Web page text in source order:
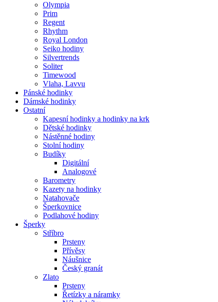
Olympia
Prim
Regent
Rhythm
Royal London
Seiko hodiny
Silvertrends
Soliter
Timewood
Vlaha, Lavvu
Pánské hodinky
Dámské hodinky
Ostatní
Kapesní hodinky a hodinky na krk
Dětské hodinky
Nástěnné hodiny
Stolní hodiny
Budíky
Digitální
Analogové
Barometry
Kazety na hodinky
Natahovače
Šperkovnice
Podlahové hodiny
Šperky
Stříbro
Prsteny
Přívěsy
Náušnice
Český granát
Zlato
Prsteny
Řetízky a náramky